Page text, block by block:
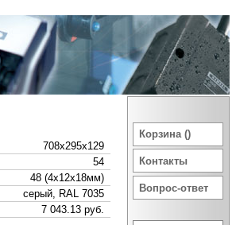
708x295x129
54
48 (4x12x18мм)
серый, RAL 7035
7 043.13 руб.
Корзина ()
Контакты
Вопрос-ответ